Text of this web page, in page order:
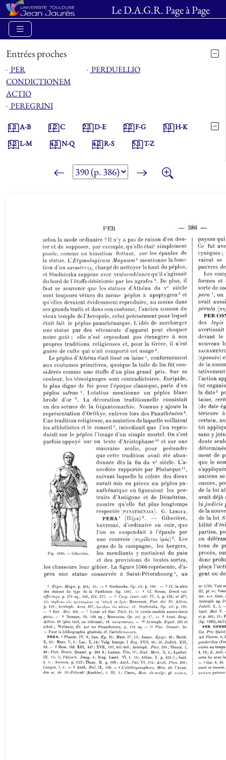
Le D.A.G.R. Page à Page
Entrées proches
⋅ PER
CONDICTIONEM
ACTIO
⋅ PERDUELLIO
⋅ PEREGRINI
1.1A-B 1.2C 2.1D-E 2.2F-G 3.1H-K
3.2L-M 4.1N-Q 4.2R-S 5.1T-Z